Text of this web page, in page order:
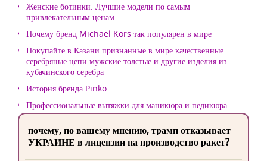
Женские ботинки. Лучшие модели по самым
привлекательным ценам
Почему бренд Michael Kors так популярен в мире
Покупайте в Казани признанные в мире качественные
серебряные цепи мужские толстые и другие изделия из
кубачинского серебра
История бренда Pinko
Профессиональные вытяжки для маникюра и педикюра
почему, по вашему мнению, трамп отказывает
УКРАИНЕ в лицензии на производство ракет?